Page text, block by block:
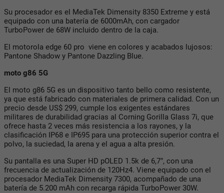
Su procesador es el MediaTek Dimensity 8350 Extreme y está
equipado con una batería de 6000mAh, con cargador
TurboPower de 68W incluido dentro de la caja.
El motorola edge 60 pro viene en colores y acabados lujosos:
Pantone Shadow y Pantone Dazzling Blue.
moto g86 5G
El moto g86 5G es un dispositivo tanto bello como resistente,
ya que está fabricado con materiales de primera calidad. Con un
precio desde US$ 299, cumple los exigentes estándares
militares de durabilidad gracias al Corning Gorilla Glass 7i, que
ofrece hasta 2 veces más resistencia a los rayones, y la
clasificación IP68 e IP695 para una protección superior contra el
polvo, la suciedad, la arena y el agua a alta presión.
Su pantalla es una Super HD pOLED 1.5k de 6,7″, con una
frecuencia de actualización de 120Hz4. Viene equipado con el
procesador MediaTek Dimensity 7300, acompañado de una
batería de 5.200 mAh con recarga rápida TurboPower 30W.